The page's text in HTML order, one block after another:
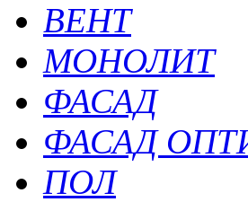
ВЕНТ
МОНОЛИТ
ФАСАД
ФАСАД
ПОЛ